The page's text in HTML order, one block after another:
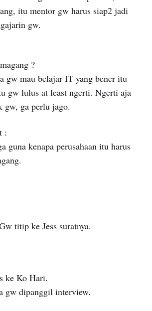
itu mentor gw harus siap2 jadi
gw.
?
gw mau belajar IT yang bener itu
gw lulus at least ngerti. Ngerti aja
gw, ga perlu jago.
:
guna kenapa perusahaan itu harus
titip ke Jess suratnya.
ke Ko Hari.
gw dipanggil interview.